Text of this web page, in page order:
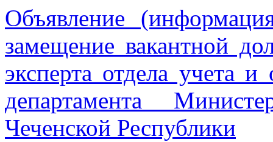
Объявление
замещение вакантной
эксперта отдела учета и
департамента
Чеченской Республики